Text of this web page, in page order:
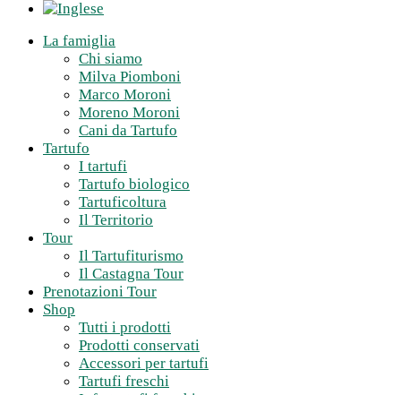
La famiglia
Chi siamo
Milva Piomboni
Marco Moroni
Moreno Moroni
Cani da Tartufo
Tartufo
I tartufi
Tartufo biologico
Tartuficoltura
Il Territorio
Tour
Il Tartufiturismo
Il Castagna Tour
Prenotazioni Tour
Shop
Tutti i prodotti
Prodotti conservati
Accessori per tartufi
Tartufi freschi